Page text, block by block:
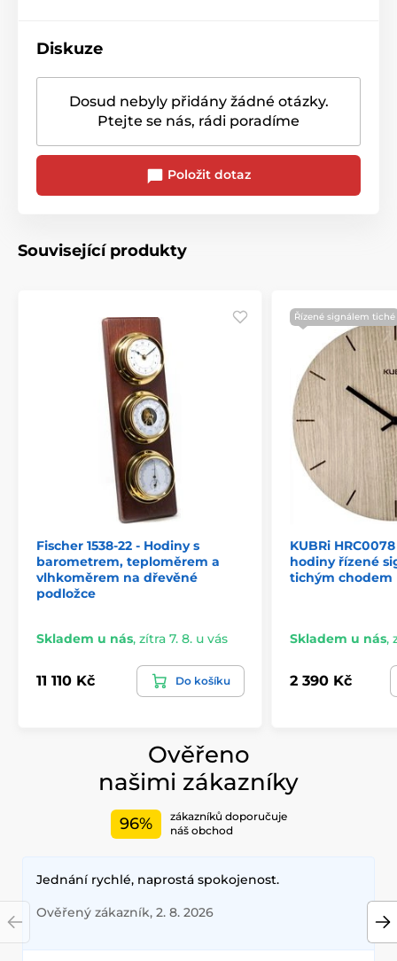
Diskuze
Dosud nebyly přidány žádné otázky.
Ptejte se nás, rádi poradíme
Položit dotaz
Související produkty
Fischer 1538-22 - Hodiny s
barometrem, teploměrem a
vlhkoměrem na dřevěné
podložce
Skladem u nás, zítra 7. 8. u vás
11 110 Kč Do košíku
Řízené signálem tiché
KUBRi
hodiny řízené
tichým chodem
Skladem u nás,
2 390 Kč
Ověřeno
našimi zákazníky
96%
zákazníků doporučuje
náš obchod
Jednání rychlé, naprostá spokojenost.
Ověřený zákazník, 2. 8. 2026